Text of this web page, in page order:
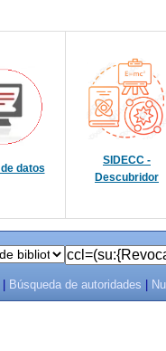
datos
SIDECC -
Descubridor
Búsqueda de autoridades